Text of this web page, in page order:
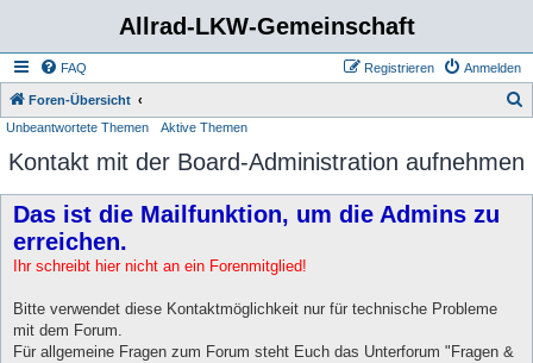
Allrad-LKW-Gemeinschaft
FAQ Anmelden
Registrieren
Foren-Übersicht
Unbeantwortete Themen Aktive Themen
Kontakt mit der Board-Administration aufnehmen
Das ist die Mailfunktion, um die Admins zu
erreichen.
Ihr schreibt hier nicht an ein Forenmitglied!
Bitte verwendet diese Kontaktmöglichkeit nur für technische Probleme
mit dem Forum.
Für allgemeine Fragen zum Forum steht Euch das Unterforum "Fragen &